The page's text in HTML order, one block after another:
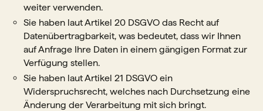
weiter verwenden.
Sie haben laut Artikel 20 DSGVO das Recht auf
Datenübertragbarkeit, was bedeutet, dass wir Ihnen
auf Anfrage Ihre Daten in einem gängigen Format zur
Verfügung stellen.
Sie haben laut Artikel 21 DSGVO ein
Widerspruchsrecht, welches nach Durchsetzung eine
Änderung der Verarbeitung mit sich bringt.